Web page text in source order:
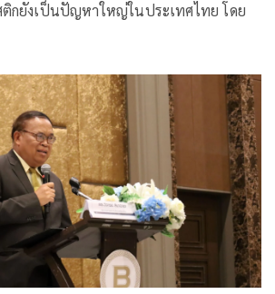
ติกยังเป็นปัญหาใหญ่ในประเทศไทย โดย